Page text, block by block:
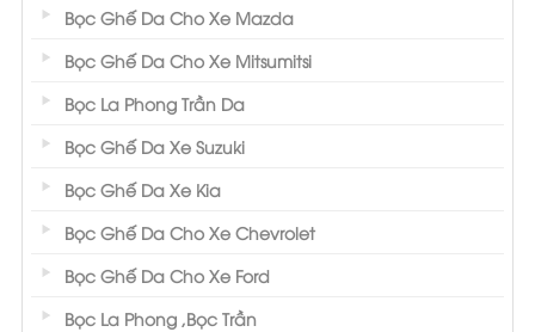
Bọc Ghế Da Cho Xe Mazda
Bọc Ghế Da Cho Xe Mitsumitsi
Bọc La Phong Trần Da
Bọc Ghế Da Xe Suzuki
Bọc Ghế Da Xe Kia
Bọc Ghế Da Cho Xe Chevrolet
Bọc Ghế Da Cho Xe Ford
Bọc La Phong ,Bọc Trần